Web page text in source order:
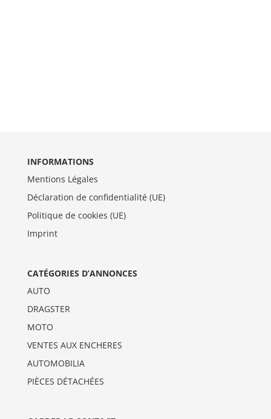
INFORMATIONS
Mentions Légales
Déclaration de confidentialité (UE)
Politique de cookies (UE)
Imprint
CATÉGORIES D’ANNONCES
AUTO
DRAGSTER
MOTO
VENTES AUX ENCHERES
AUTOMOBILIA
PIÈCES DÉTACHÉES